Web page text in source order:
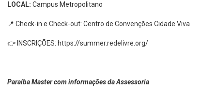
LOCAL: Campus Metropolitano
📍 Check-in e Check-out: Centro de Convenções Cidade Viva
👉 INSCRIÇÕES: https://summer.redelivre.org/
Paraíba Master com informações da Assessoria